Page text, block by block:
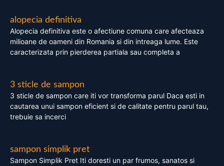
alopecia definitiva
Alopecia definitiva este o afectiune comuna care afecteaza
milioane de oameni din Romania si din intreaga lume. Este
caracterizata prin pierderea partiala sau completa a
3 sticle de sampon
3 sticle de sampon care iti vor transforma parul Daca esti in
cautarea unui sampon eficient si de calitate pentru parul tau,
trebuie sa incerci
sampon simplik pret
Sampon Simplik Pret Iti doresti un par frumos, sanatos si